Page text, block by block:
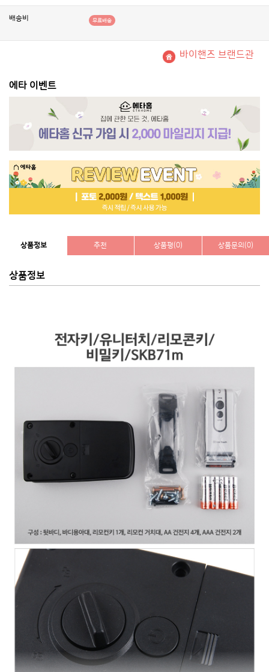
배송비 무료배송
바이핸즈 브랜드관
에타 이벤트
상품정보 추천 상품평(0) 상품문의(0)
상품정보